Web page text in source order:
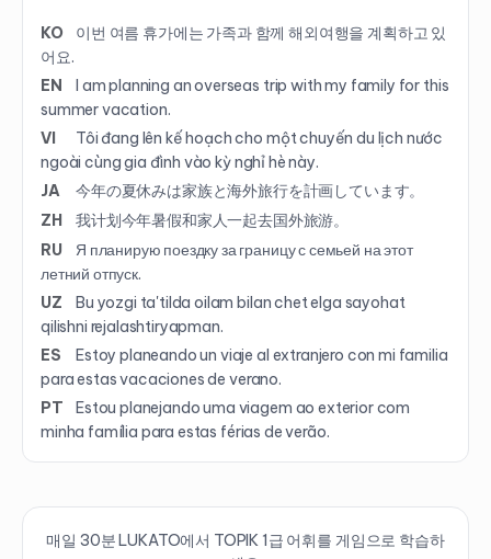
KO
이번 여름 휴가에는 가족과 함께 해외여행을 계획하고 있
어요.
EN
I am planning an overseas trip with my family for this
summer vacation.
VI
Tôi đang lên kế hoạch cho một chuyến du lịch nước
ngoài cùng gia đình vào kỳ nghỉ hè này.
JA
今年の夏休みは家族と海外旅行を計画しています。
ZH
我计划今年暑假和家人一起去国外旅游。
RU
Я планирую поездку за границу с семьей на этот
летний отпуск.
UZ
Bu yozgi ta'tilda oilam bilan chet elga sayohat
qilishni rejalashtiryapman.
ES
Estoy planeando un viaje al extranjero con mi familia
para estas vacaciones de verano.
PT
Estou planejando uma viagem ao exterior com
minha família para estas férias de verão.
매일 30분 LUKATO에서 TOPIK 1급 어휘를 게임으로 학습하